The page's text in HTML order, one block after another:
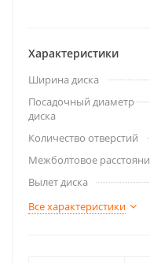
Характеристики
Ширина диска
Посадочный диаметр
диска
Количество отверстий
Межболтовое
Вылет диска
Все характеристики